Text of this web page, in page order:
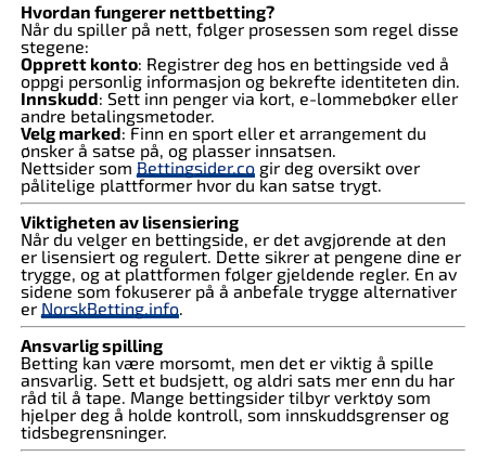
Hvordan fungerer nettbetting?
Når du spiller på nett, følger prosessen som regel disse
stegene:
Opprett konto: Registrer deg hos en bettingside ved å
oppgi personlig informasjon og bekrefte identiteten din.
Innskudd: Sett inn penger via kort, e-lommebøker eller
andre betalingsmetoder.
Velg marked: Finn en sport eller et arrangement du
ønsker å satse på, og plasser innsatsen.
Nettsider som Bettingsider.cogir deg oversikt over
pålitelige plattformer hvor du kan satse trygt.
Viktigheten av lisensiering
Når du velger en bettingside, er det avgjørende at den
er lisensiert og regulert. Dette sikrer at pengene dine er
trygge, og at plattformen følger gjeldende regler. En av
sidene som fokuserer på å anbefale trygge alternativer
er NorskBetting.info.
Ansvarlig spilling
Betting kan være morsomt, men det er viktig å spille
ansvarlig. Sett et budsjett, og aldri sats mer enn du har
råd til å tape. Mange bettingsider tilbyr verktøy som
hjelper deg å holde kontroll, som innskuddsgrenser og
tidsbegrensninger.